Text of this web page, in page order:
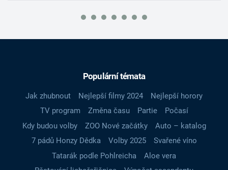
Populární témata
Jak zhubnout Nejlepší filmy 2024
Nejlepší horory
TV program
Změna času Partie
Počasí
Kdy budou volby
ZOO Nové začátky
Auto – katalog
7 pádů Honzy Dědka
Volby 2025
Svařené víno
Tatarák podle Pohlreicha
Aloe vera